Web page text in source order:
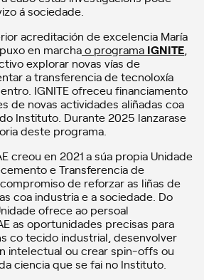
á sociedade.
acreditación de excelencia María
en marchao programa IGNITE
explorar novas vías de
a transferencia de tecnoloxía
IGNITE ofreceu financiamento
de novas actividades aliñadas coa
Instituto. Durante 2025 lanzarase
deste programa.
creou en 2021 a súa propia Unidade
e Transferencia de
de reforzar as liñas de
coa industria e a sociedade. Do
ofrece ao persoal
as oportunidades precisas para
co tecido industrial, desenvolver
intelectual ou crear spin-offs ou
ciencia que se fai no Instituto.